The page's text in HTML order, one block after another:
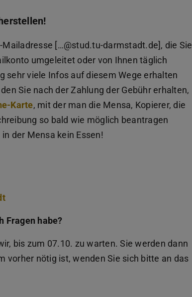
[…@stud.tu-darmstadt.de], die Sie
umgeleitet oder von Ihnen täglich
sehr viele Infos auf diesem Wege erhalten
Sie nach der Zahlung der Gebühr erhalten,
Karte, mit der man die Mensa, Kopierer, die
so bald wie möglich beantragen
der Mensa kein Essen!
Fragen habe?
bis zum 07.10. zu warten. Sie werden dann
vorher nötig ist, wenden Sie sich bitte an das